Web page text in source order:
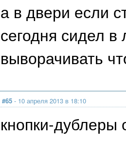
а в двери если
сегодня сидел в
выворачивать
#65 - 10 апреля 2013 в 18:10
кнопки-